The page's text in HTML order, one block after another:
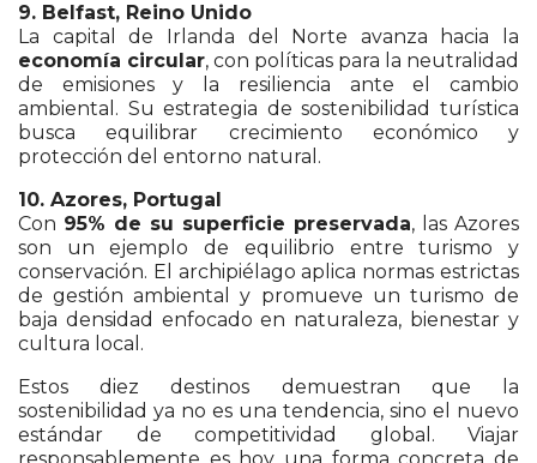
9. Belfast, Reino Unido
La capital de Irlanda del Norte avanza hacia la
economía circular, con políticas para la neutralidad
de emisiones y la resiliencia ante el cambio
ambiental. Su estrategia de sostenibilidad turística
busca equilibrar crecimiento económico y
protección del entorno natural.
10. Azores, Portugal
Con 95% de su superficie preservada, las Azores
son un ejemplo de equilibrio entre turismo y
conservación. El archipiélago aplica normas estrictas
de gestión ambiental y promueve un turismo de
baja densidad enfocado en naturaleza, bienestar y
cultura local.
Estos diez destinos demuestran que la
sostenibilidad ya no es una tendencia, sino el nuevo
estándar de competitividad global. Viajar